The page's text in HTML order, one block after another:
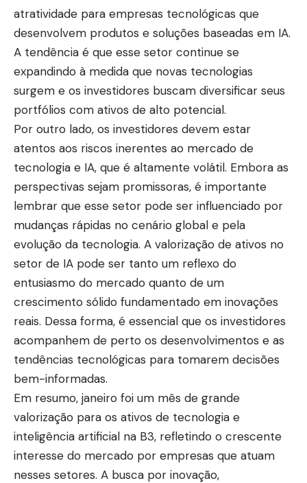
atratividade para empresas tecnológicas que
desenvolvem produtos e soluções baseadas em IA.
A tendência é que esse setor continue se
expandindo à medida que novas tecnologias
surgem e os investidores buscam diversificar seus
portfólios com ativos de alto potencial.
Por outro lado, os investidores devem estar
atentos aos riscos inerentes ao mercado de
tecnologia e IA, que é altamente volátil. Embora as
perspectivas sejam promissoras, é importante
lembrar que esse setor pode ser influenciado por
mudanças rápidas no cenário global e pela
evolução da tecnologia. A valorização de ativos no
setor de IA pode ser tanto um reflexo do
entusiasmo do mercado quanto de um
crescimento sólido fundamentado em inovações
reais. Dessa forma, é essencial que os investidores
acompanhem de perto os desenvolvimentos e as
tendências tecnológicas para tomarem decisões
bem-informadas.
Em resumo, janeiro foi um mês de grande
valorização para os ativos de tecnologia e
inteligência artificial na B3, refletindo o crescente
interesse do mercado por empresas que atuam
nesses setores. A busca por inovação,